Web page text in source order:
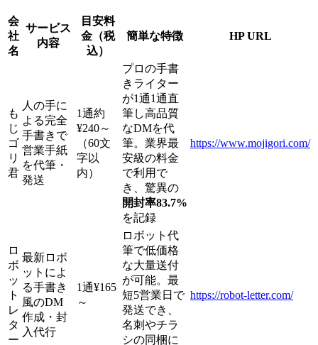
会
社
名
サービス
内容
目安料
金（税
込）
簡単な特徴 HP URL
も
じ
ゴ
リ
君
人の手に
よる完全
手書きで
営業手紙
を代筆・
発送
1通約
¥240～
（60文
字以
内）
プロの手書
きライター
が1通1通直
筆し高品質
なDMを代
筆。業界最
安級の料金
で利用で
き、驚異の
開封率83.7%
を記録
https://www.mojigori.com/
ロ
ボ
ッ
ト
レ
タ
ー
最新ロボ
ットによ
る手書き
風のDM
作成・封
入代行
1通¥165
～
ロボット代
筆で低価格
な大量送付
が可能。最
短5営業日で
発送でき、
名刺やチラ
シの同梱に
https://robot-letter.com/